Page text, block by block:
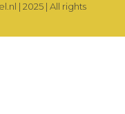
| 2025 | All rights